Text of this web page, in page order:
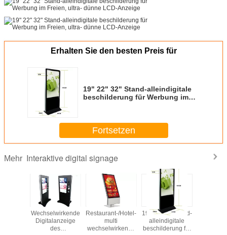
Erhalten Sie den besten Preis für
19" 22" 32" Stand-alleindigitale
beschilderung für Werbung im
Fortsetzen
Mehr Interaktive digital signage
Wechselwirkende
Digitalanzeige
des
Restaurant-/Hotel-
multi
wechselwirkende
19" 22" 32" Stand-
alleindigitale
beschilderung für